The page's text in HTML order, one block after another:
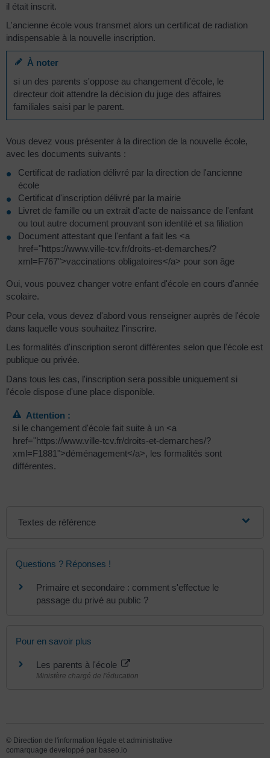
il était inscrit.
L'ancienne école vous transmet alors un certificat de radiation
indispensable à la nouvelle inscription.
À noter
si un des parents s'oppose au changement d'école, le
directeur doit attendre la décision du juge des affaires
familiales saisi par le parent.
Vous devez vous présenter à la direction de la nouvelle école,
avec les documents suivants :
Certificat de radiation délivré par la direction de l'ancienne
école
Certificat d'inscription délivré par la mairie
Livret de famille ou un extrait d'acte de naissance de l'enfant
ou tout autre document prouvant son identité et sa filiation
Document attestant que l'enfant a fait les <a
href="https://www.ville-tcv.fr/droits-et-demarches/?
xml=F767">vaccinations obligatoires</a> pour son âge
Oui, vous pouvez changer votre enfant d'école en cours d'année
scolaire.
Pour cela, vous devez d'abord vous renseigner auprès de l'école
dans laquelle vous souhaitez l'inscrire.
Les formalités d'inscription seront différentes selon que l'école est
publique ou privée.
Dans tous les cas, l'inscription sera possible uniquement si
l'école dispose d'une place disponible.
Attention :
si le changement d'école fait suite à un <a
href="https://www.ville-tcv.fr/droits-et-demarches/?
xml=F1881">déménagement</a>, les formalités sont
différentes.
Textes de référence
Questions ? Réponses !
Primaire et secondaire : comment s'effectue le
passage du privé au public ?
Pour en savoir plus
Les parents à l'école
Ministère chargé de l'éducation
© Direction de l'information légale et administrative
comarquage developpé par baseo.io